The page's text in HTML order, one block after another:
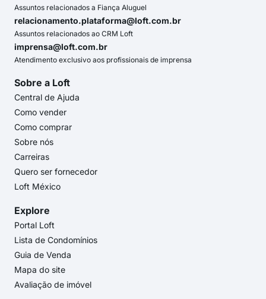
Assuntos relacionados a Fiança Aluguel
relacionamento.plataforma@loft.com.br
Assuntos relacionados ao CRM Loft
imprensa@loft.com.br
Atendimento exclusivo aos profissionais de imprensa
Sobre a Loft
Central de Ajuda
Como vender
Como comprar
Sobre nós
Carreiras
Quero ser fornecedor
Loft México
Explore
Portal Loft
Lista de Condomínios
Guia de Venda
Mapa do site
Avaliação de imóvel